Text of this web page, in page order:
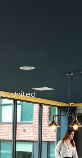
United